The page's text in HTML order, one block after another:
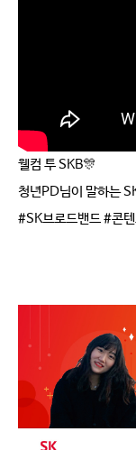
웰컴 투 SKB🎊
청년PD님이 말하는
#SK브로드밴드 #콘